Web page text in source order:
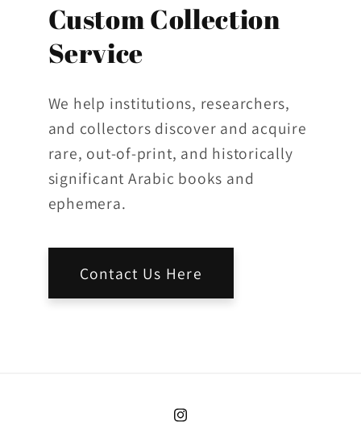
Custom Collection
Service
We help institutions, researchers,
and collectors discover and acquire
rare, out-of-print, and historically
significant Arabic books and
ephemera.
Contact Us Here
Instagram